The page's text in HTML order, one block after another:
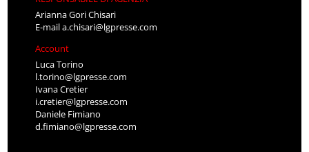
Arianna Gori Chisari
E-maila.chisari@lgpresse.com
Account
Luca Torino
l.torino@lgpresse.com
Ivana Cretier
i.cretier@lgpresse.com
Daniele Fimiano
d.fimiano@lgpresse.com